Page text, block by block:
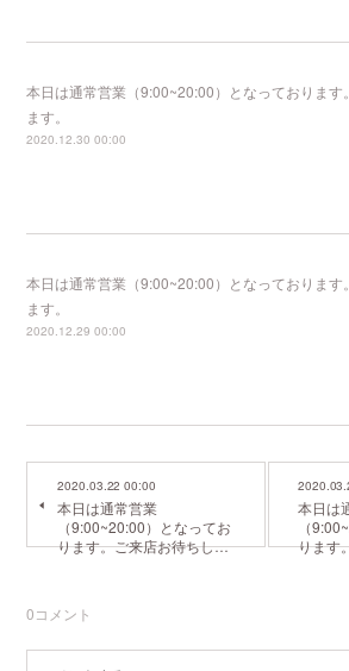
本日は通常営業（9:00~20:00）となっております
ます。
2020.12.30 00:00
本日は通常営業（9:00~20:00）となっております
ます。
2020.12.29 00:00
2020.03.22 00:00
本日は通常営業
（9:00~20:00）となってお
ります。ご来店お待ちし…
本日は
（
ります
0コメント